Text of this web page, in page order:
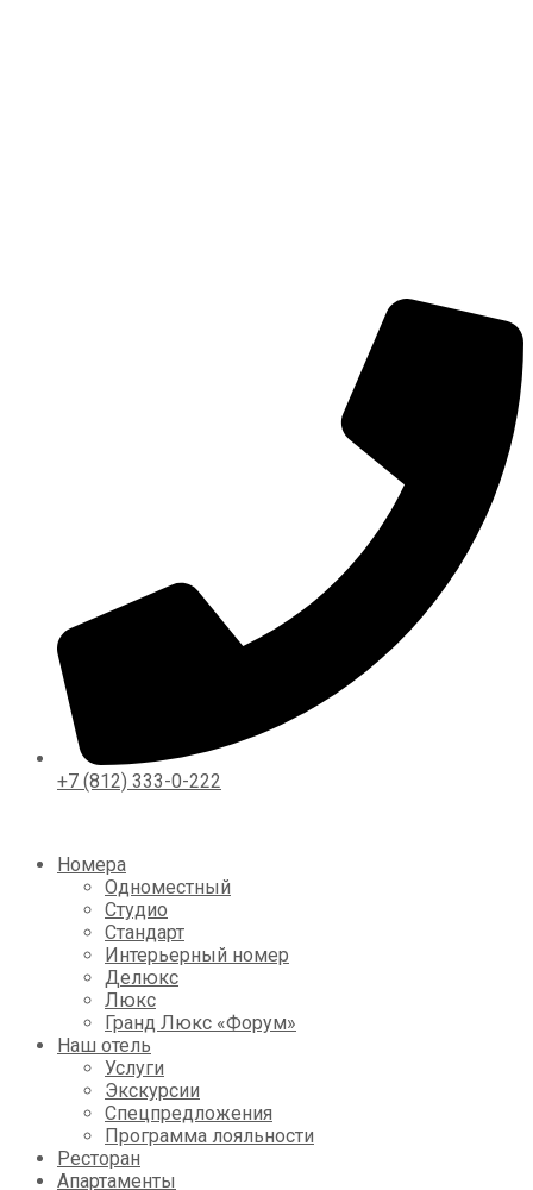
+7 (812) 333-0-222
Номера
Одноместный
Студио
Стандарт
Интерьерный номер
Делюкс
Люкс
Гранд Люкс «Форум»
Наш отель
Услуги
Экскурсии
Спецпредложения
Программа лояльности
Ресторан
Апартаменты